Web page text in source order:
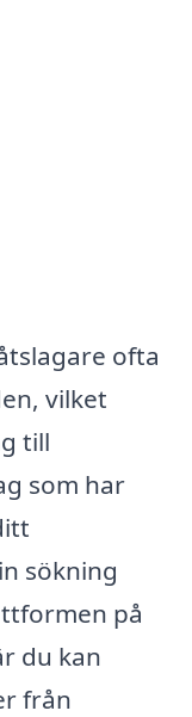
ofta
vilket
till
som har
sökning
på
du kan
från